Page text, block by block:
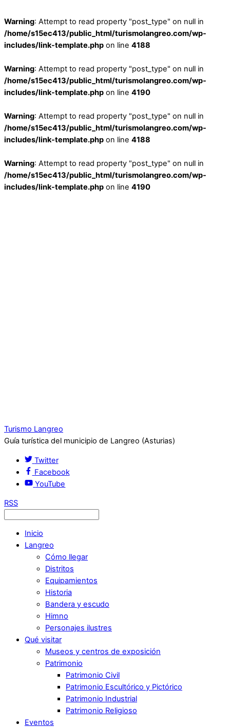
Warning: Attempt to read property "post_type" on null in
/home/s15ec413/public_html/turismolangreo.com/wp-
includes/link-template.php on line 4188
Warning: Attempt to read property "post_type" on null in
/home/s15ec413/public_html/turismolangreo.com/wp-
includes/link-template.php on line 4190
Warning: Attempt to read property "post_type" on null in
/home/s15ec413/public_html/turismolangreo.com/wp-
includes/link-template.php on line 4188
Warning: Attempt to read property "post_type" on null in
/home/s15ec413/public_html/turismolangreo.com/wp-
includes/link-template.php on line 4190
Turismo Langreo
Guía turística del municipio de Langreo (Asturias)
Twitter
Facebook
YouTube
RSS
Inicio
Langreo
Cómo llegar
Distritos
Equipamientos
Historia
Bandera y escudo
Himno
Personajes ilustres
Qué visitar
Museos y centros de exposición
Patrimonio
Patrimonio Civil
Patrimonio Escultórico y Pictórico
Patrimonio Industrial
Patrimonio Religioso
Eventos